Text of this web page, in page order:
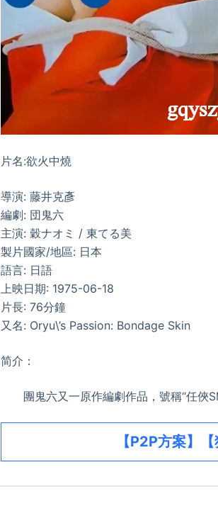
片名:欲火中燒
導演: 藤井克彥
編劇: 団鬼六
主演: 穀ナオミ / 東てる美
製片國家/地區: 日本
語言: 日語
上映日期: 1975-06-18
片長: 76分鐘
又名: Oryu\’s Passion: Bondage Skin
简介：
團鬼六又一原作編劇作品，號稱“任俠
【P2P方案】